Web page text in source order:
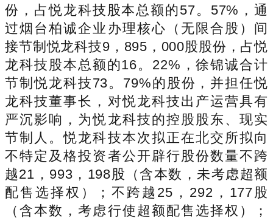
份，占悦龙科技股本总额的57。57%，通
过烟台柏诚企业办理核心（无限合股）间
接节制悦龙科技9，895，000股股份，占悦
龙科技股本总额的16。22%，徐锦诚合计
节制悦龙科技73。79%的股份，并担任悦
龙科技董事长，对悦龙科技出产运营具有
严沉影响，为悦龙科技的控股股东、现实
节制人。悦龙科技本次拟正在北交所拟向
不特定及格投资者公开辟行股份数量不跨
越21，993，198股（含本数，未考虑超额
配售选择权）；不跨越25，292，177股
（含本数，考虑行使超额配售选择权）；